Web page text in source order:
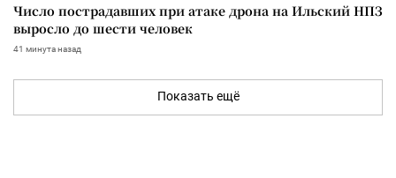
Число пострадавших при атаке дрона на Ильский НПЗ
выросло до шести человек
41 минута назад
Показать ещё